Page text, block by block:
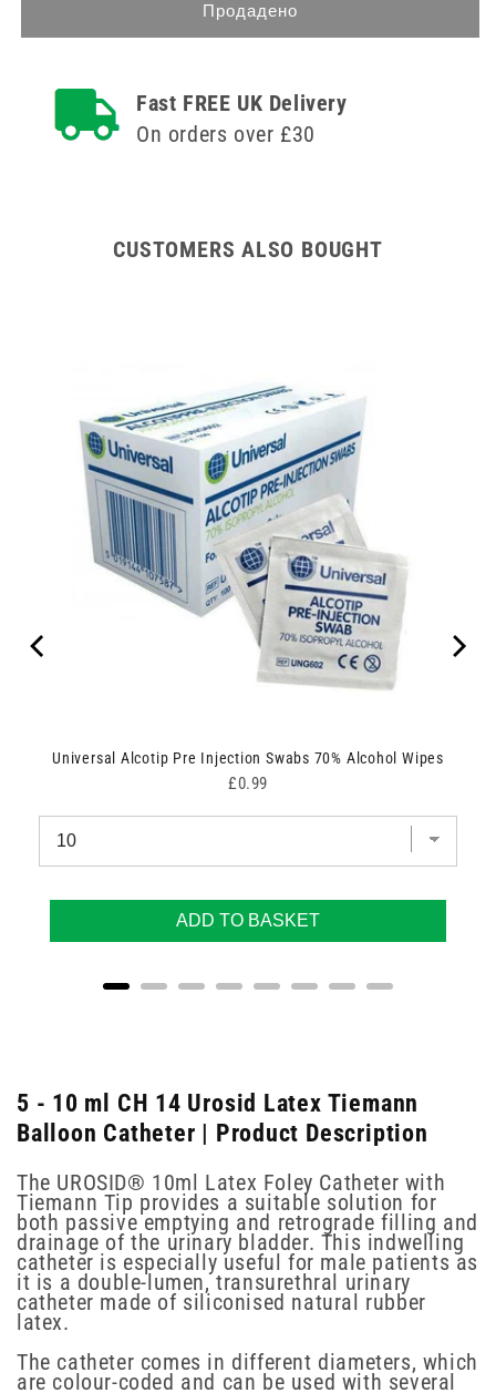
5
CH
-
CH
14
Catheter
Продадено
Fast FREE UK Delivery
On orders over £30
CUSTOMERS ALSO BOUGHT
Universal Alcotip Pre Injection Swabs 70% Alcohol Wipes
Price
£0.99
ADD TO BASKET
5 - 10 ml CH 14 Urosid Latex Tiemann
Balloon Catheter | Product Description
The UROSID® 10ml Latex Foley Catheter with
Tiemann Tip provides a suitable solution for
both passive emptying and retrograde filling and
drainage of the urinary bladder. This indwelling
catheter is especially useful for male patients as
it is a double-lumen, transurethral urinary
catheter made of siliconised natural rubber
latex.
The catheter comes in different diameters, which
are colour-coded and can be used with several